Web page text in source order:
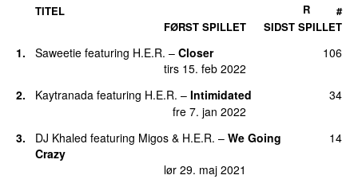
2
featuring Ty Dolla $ign
søn 15. maj 2022
Come Through featuring
tirs 11. okt 2022
TITEL
FØRST SPILLET
SIDST SPILLET
R #
1. Saweetie featuring H.E.R. – Closer
tirs 15. feb 2022
106
2. Kaytranada featuring H.E.R. – Intimidated
fre 7. jan 2022
34
3. DJ Khaled featuring Migos & H.E.R. – We Going
Crazy
lør 29. maj 2021
14